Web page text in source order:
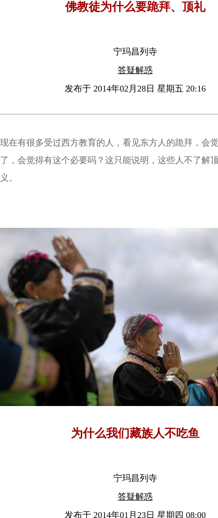
佛教徒为什么要跪拜、顶礼
宁玛昌列寺
答疑解惑
发布于 2014年02月28日 星期五 20:16
现在有很多受过西方教育的人，看见东方人的跪拜，会
了，会觉得有这个必要吗？这只能说明，这些人不了解
义。
为什么我们藏族人不吃鱼
宁玛昌列寺
答疑解惑
发布于 2014年01月23日 星期四 08:00